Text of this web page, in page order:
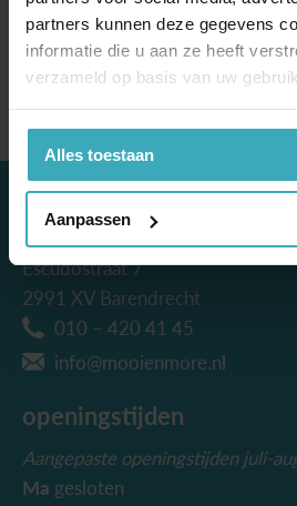
partners kunnen deze gegevens
informatie die u aan ze heeft
verzameld op basis van uw
Alles toestaan
Aanpassen
Specificaties
contact
Escudostraat 7
2991 XV Barendrecht
010 – 420 41 45
info@mooienmore.nl
openingstijden
Aangepaste openingstijden juli-
Ma gesloten